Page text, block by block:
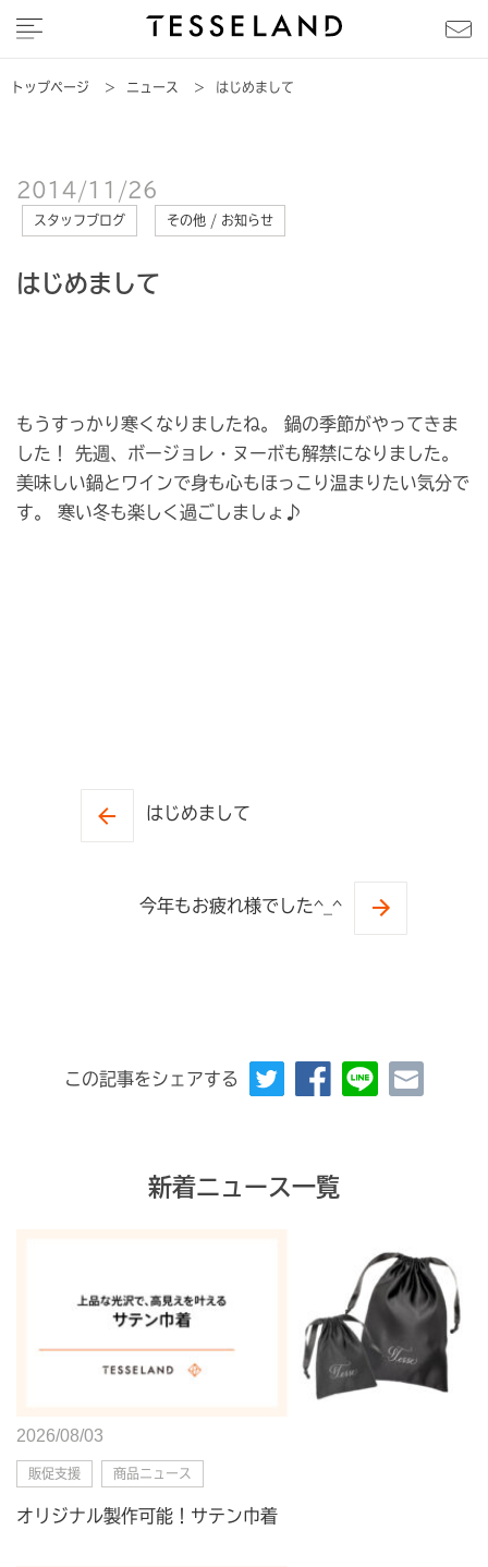
トップページ > ニュース > はじめまして
2014/11/26
スタッフブログ その他 / お知らせ
はじめまして
もうすっかり寒くなりましたね。 鍋の季節がやってきま
した！ 先週、ボージョレ・ヌーボも解禁になりました。
美味しい鍋とワインで身も心もほっこり温まりたい気分で
す。 寒い冬も楽しく過ごしましょ♪
はじめまして
今年もお疲れ様でした^_^
この記事をシェアする
新着ニュース一覧
2026/08/03
販促支援 商品ニュース
オリジナル製作可能！サテン巾着